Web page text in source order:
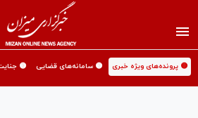
🟡 پرونده‌های ویژه خبری 🟡 سامانه‌های قضایی 🟡